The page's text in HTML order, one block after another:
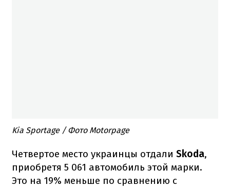
Kia Sportage / Фото Motorpage
Четвертое место украинцы отдали Skoda,
приобретя 5 061 автомобиль этой марки.
Это на 19% меньше по сравнению с